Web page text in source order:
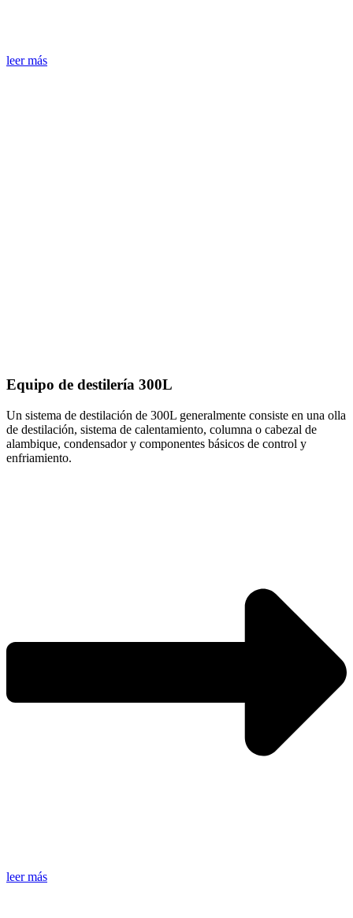
leer más
Equipo de destilería 300L
Un sistema de destilación de 300L generalmente consiste en una olla
de destilación, sistema de calentamiento, columna o cabezal de
alambique, condensador y componentes básicos de control y
enfriamiento.
leer más